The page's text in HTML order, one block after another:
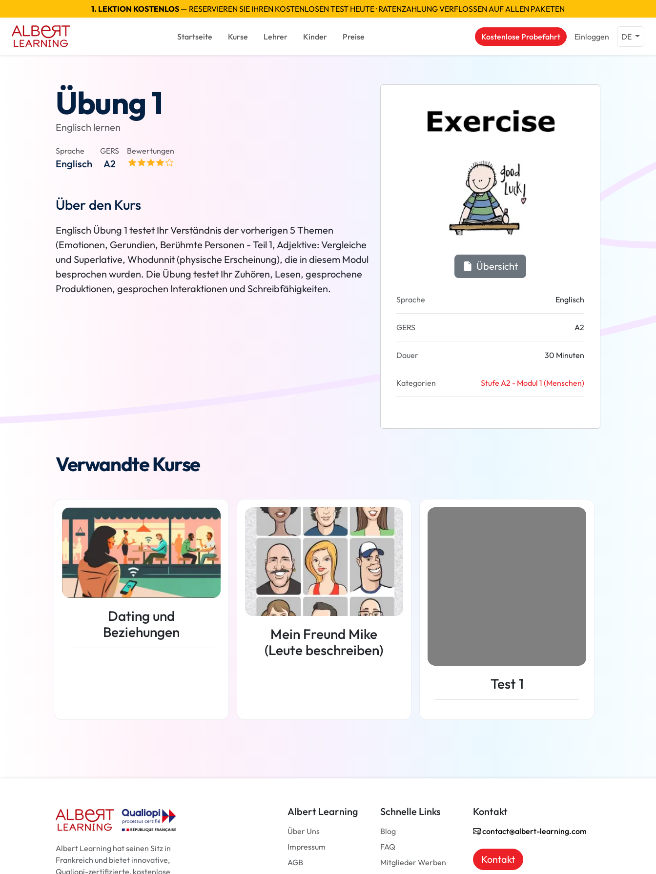
1. LEKTION KOSTENLOS — RESERVIEREN SIE IHREN KOSTENLOSEN TEST HEUTE · RATENZAHLUNG VERFLOSSEN AUF ALLEN PAKETEN
Startseite Kurse Lehrer Kinder Preise Kostenlose Probefahrt Einloggen DE
Übung 1
Englisch lernen
Sprache
Englisch
GERS
A2
Bewertungen
Über den Kurs
Englisch Übung 1 testet Ihr Verständnis der vorherigen 5 Themen
(Emotionen, Gerundien, Berühmte Personen - Teil 1, Adjektive: Vergleiche
und Superlative, Whodunnit (physische Erscheinung), die in diesem Modul
besprochen wurden. Die Übung testet Ihr Zuhören, Lesen, gesprochene
Produktionen, gesprochen Interaktionen und Schreibfähigkeiten.
Übersicht
Sprache Englisch
GERS A2
Dauer 30 Minuten
Kategorien Stufe A2 - Modul 1 (Menschen)
Verwandte Kurse
Dating und
Beziehungen
Mein Freund Mike
(Leute beschreiben)
Test 1
Albert Learning hat seinen Sitz in
Frankreich und bietet innovative,
Qualiopi-zertifizierte, kostenlose
Albert Learning
Über Uns
Impressum
AGB
Schnelle Links
Blog
FAQ
Mitglieder Werben
Kontakt
contact@albert-learning.com
Kontakt